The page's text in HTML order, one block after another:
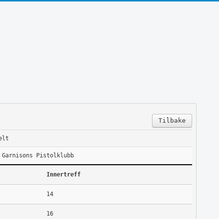
Tilbake
Garnisons Pistolklubb
Innertreff
14
16